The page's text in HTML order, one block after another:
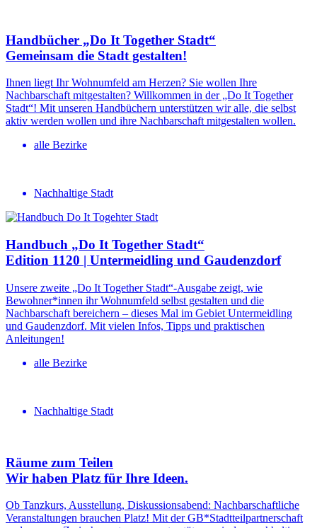
Handbücher „Do It Together Stadt“
Gemeinsam die Stadt gestalten!
Ihnen liegt Ihr Wohnumfeld am Herzen? Sie wollen Ihre
Nachbarschaft mitgestalten? Willkommen in der „Do It Together
Stadt“! Mit unseren Handbüchern unterstützen wir alle, die selbst
aktiv werden wollen und ihre Nachbarschaft mitgestalten wollen.
alle Bezirke
Nachhaltige Stadt
Handbuch „Do It Together Stadt“
Edition 1120 | Untermeidling und Gaudenzdorf
Unsere zweite „Do It Together Stadt“-Ausgabe zeigt, wie
Bewohner*innen ihr Wohnumfeld selbst gestalten und die
Nachbarschaft bereichern – dieses Mal im Gebiet Untermeidling
und Gaudenzdorf. Mit vielen Infos, Tipps und praktischen
Anleitungen!
alle Bezirke
Nachhaltige Stadt
Räume zum Teilen
Wir haben Platz für Ihre Ideen.
Ob Tanzkurs, Ausstellung, Diskussionsabend: Nachbarschaftliche
Veranstaltungen brauchen Platz! Mit der GB*Stadtteilpartnerschaft